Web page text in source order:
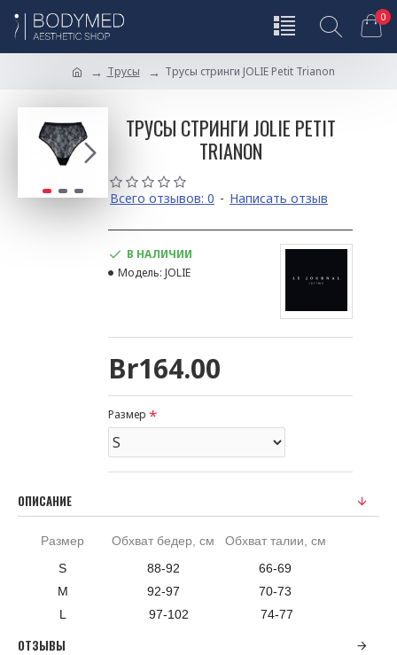
0
Трусы Трусы стринги JOLIE Petit Trianon
ТРУСЫ СТРИНГИ JOLIE PETIT
TRIANON
Всего отзывов: 0 - Написать отзыв
Br164.00
В НАЛИЧИИ
Модель: JOLIE
Размер
ОПИСАНИЕ
Размер Обхват бедер, см
Обхват талии, см
S
88-92
66-69
M
92-97
70-73
L
97-102 74-77
ОТЗЫВЫ